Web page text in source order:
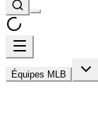
Équipes MLB